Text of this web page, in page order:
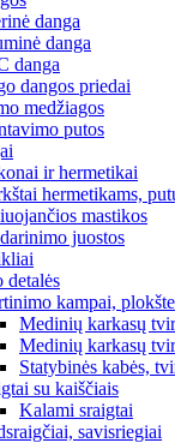
danga
danga
danga
dangos priedai
medžiagos
putos
ir hermetikai
hermetikams,
mastikos
juostos
kampai,
Medinių karkasų
Medinių karkasų
Statybinės kabės,
su kaiščiais
Kalami sraigtai
savisriegiai